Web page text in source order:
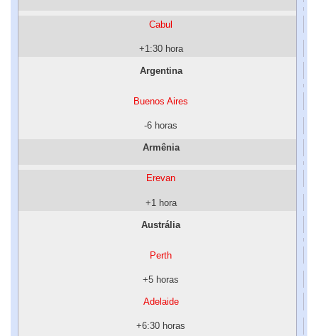
Cabul
+1:30 hora
Argentina
Buenos Aires
-6 horas
Armênia
Erevan
+1 hora
Austrália
Perth
+5 horas
Adelaide
+6:30 horas